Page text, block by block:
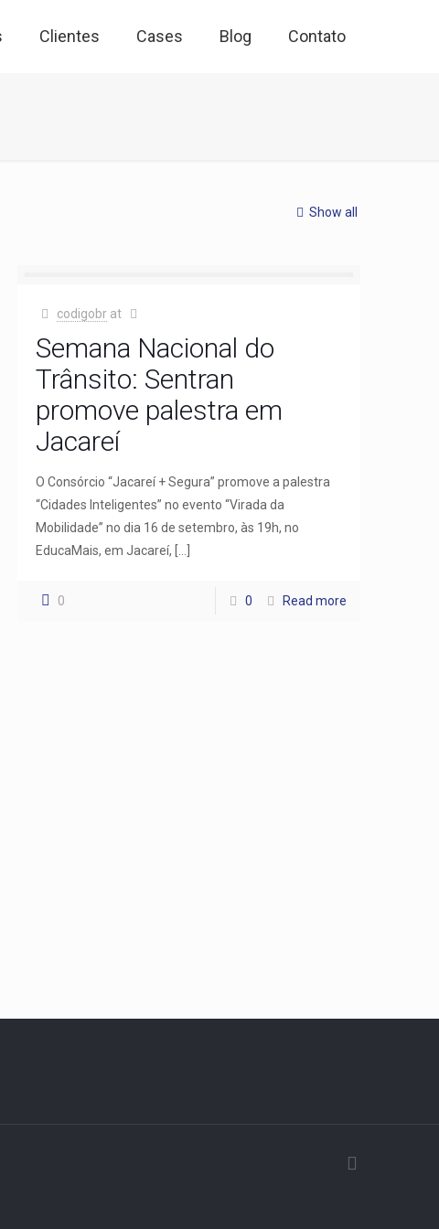
Clientes Cases Blog Contato
Show all
codigobr at
Semana Nacional do
Trânsito: Sentran
promove palestra em
Jacareí
O Consórcio “Jacareí + Segura” promove a palestra
“Cidades Inteligentes” no evento “Virada da
Mobilidade” no dia 16 de setembro, às 19h, no
EducaMais, em Jacareí,
0 0 Read more